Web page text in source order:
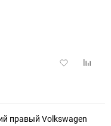
Добавить
правый Volkswagen